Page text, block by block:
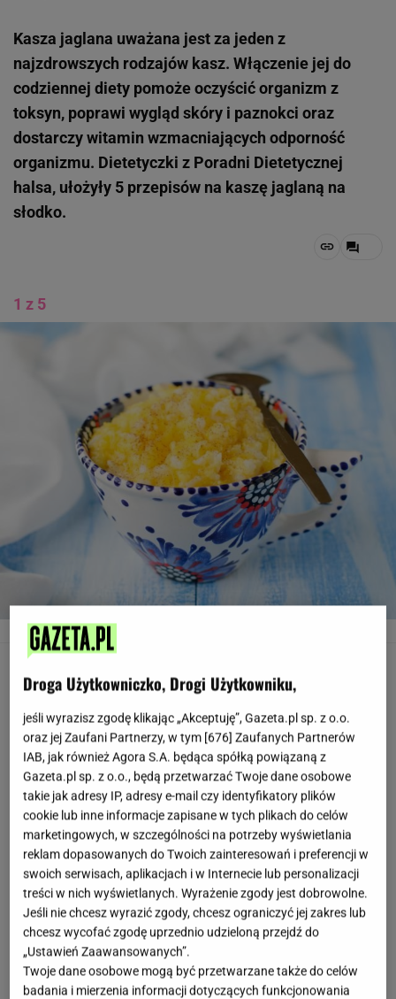
Kasza jaglana uważana jest za jeden z
najzdrowszych rodzajów kasz. Włączenie jej do
codziennej diety pomoże oczyścić organizm z
toksyn, poprawi wygląd skóry i paznokci oraz
dostarczy witamin wzmacniających odporność
organizmu. Dietetyczki z Poradni Dietetycznej
halsa, ułożyły 5 przepisów na kaszę jaglaną na
słodko.
1 z 5
Kasza jaglana na mleku z jabłkami i cynamonem
Kasza jaglana z jabłkiem i płatkami
migdałowymi: ok. 360 kcal
Dlaczego kasza jaglana jest uważana za najzdrowszą z
kasz?
Składniki : 3 łyżki kaszy jaglanej (45 g suchej), 1 małe
jabłko (150 g), 1 łyżeczka masła (5 g), 1 łyżeczka
płatków migdałowych (5 g), 2 łyżki żurawiny suszonej
(24 g), ? szklanki wody, szczypta soli, cynamon
Przygotowanie: Kaszę wsypać do suchego garnka,
prażyć przez chwilę na ogniu. Dodać wodę, masło i
przyprawy. Gotować do momentu, gdy kasza prawie
Droga Użytkowniczko, Drogi Użytkowniku,
jeśli wyrazisz zgodę klikając „Akceptuję”, Gazeta.pl sp. z o.o.
oraz jej Zaufani Partnerzy, w tym [676] Zaufanych Partnerów
IAB, jak również Agora S.A. będąca spółką powiązaną z
Gazeta.pl sp. z o.o., będą przetwarzać Twoje dane osobowe
takie jak adresy IP, adresy e-mail czy identyfikatory plików
cookie lub inne informacje zapisane w tych plikach do celów
marketingowych, w szczególności na potrzeby wyświetlania
reklam dopasowanych do Twoich zainteresowań i preferencji w
swoich serwisach, aplikacjach i w Internecie lub personalizacji
treści w nich wyświetlanych. Wyrażenie zgody jest dobrowolne.
Jeśli nie chcesz wyrazić zgody, chcesz ograniczyć jej zakres lub
chcesz wycofać zgodę uprzednio udzieloną przejdź do
„Ustawień Zaawansowanych”.
Twoje dane osobowe mogą być przetwarzane także do celów
badania i mierzenia informacji dotyczących funkcjonowania